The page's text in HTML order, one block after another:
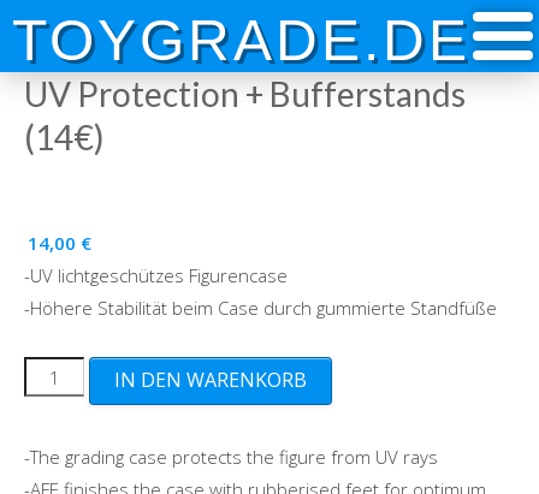
Skip
content
TOYGRADE.DE
UV Protection + Bufferstands
(14€)
14,00 €
-UV lichtgeschützes Figurencase
-Höhere Stabilität beim Case durch gummierte Standfüße
Protection
Bufferstands
IN DEN WARENKORB
-The grading case protects the figure from UV rays
-AFE finishes the case with rubberised feet for optimum